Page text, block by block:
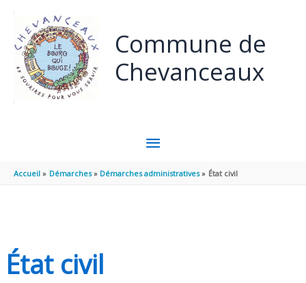
Commune de
Chevanceaux
MENU
PRINCIPAL
Accueil Démarches Démarches administratives État civil
État civil